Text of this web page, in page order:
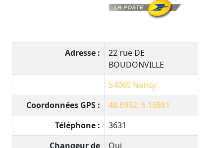
Adresse :
22 rue DE
BOUDONVILLE
54000 Nancy
Coordonnées GPS :
48.6992, 6.16861
Téléphone :
3631
Changeur de
Oui